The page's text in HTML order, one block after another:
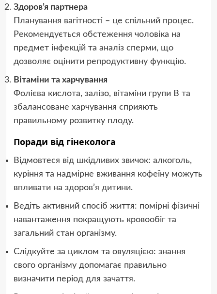
Здоров’я партнера
Планування вагітності – це спільний процес.
Рекомендується обстеження чоловіка на
предмет інфекцій та аналіз сперми, що
дозволяє оцінити репродуктивну функцію.
Вітаміни та харчування
Фолієва кислота, залізо, вітаміни групи B та
збалансоване харчування сприяють
правильному розвитку плоду.
Поради від гінеколога
Відмовтеся від шкідливих звичок: алкоголь,
куріння та надмірне вживання кофеїну можуть
впливати на здоров’я дитини.
Ведіть активний спосіб життя: помірні фізичні
навантаження покращують кровообіг та
загальний стан організму.
Слідкуйте за циклом та овуляцією: знання
свого організму допомагає правильно
визначити період для зачаття.